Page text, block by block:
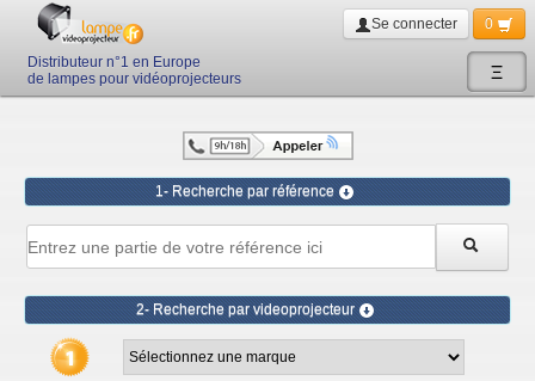
Ξ
Distributeur n°1 en Europe
de lampes pour vidéoprojecteurs
Se connecter 0
1- Recherche par référence
2- Recherche par videoprojecteur